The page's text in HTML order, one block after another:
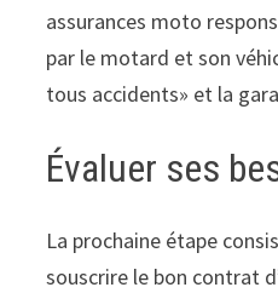
assurances moto
par le motard et son
tous accidents» et la
Évaluer ses
La prochaine étape
souscrire le bon contrat